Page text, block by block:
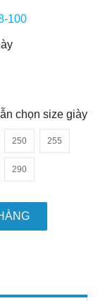
100
250 255
290
chọn size giày